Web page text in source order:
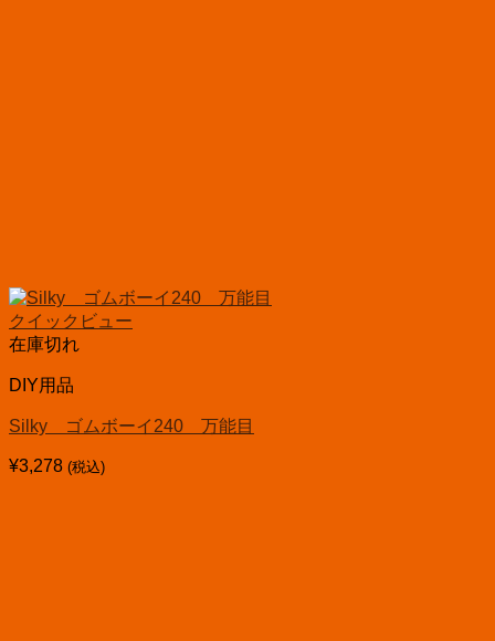
クイックビュー
在庫切れ
DIY用品
Silky ゴムボーイ240 万能目
¥3,278 (税込)